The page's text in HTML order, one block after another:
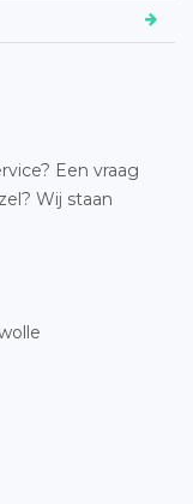
Een vraag
Wij staan